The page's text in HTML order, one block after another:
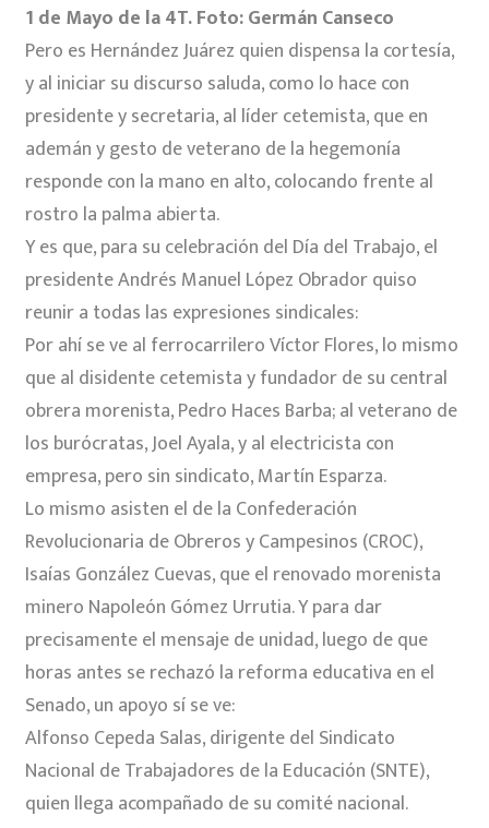
1 de Mayo de la 4T. Foto: Germán Canseco
Pero es Hernández Juárez quien dispensa la cortesía,
y al iniciar su discurso saluda, como lo hace con
presidente y secretaria, al líder cetemista, que en
ademán y gesto de veterano de la hegemonía
responde con la mano en alto, colocando frente al
rostro la palma abierta.
Y es que, para su celebración del Día del Trabajo, el
presidente Andrés Manuel López Obrador quiso
reunir a todas las expresiones sindicales:
Por ahí se ve al ferrocarrilero Víctor Flores, lo mismo
que al disidente cetemista y fundador de su central
obrera morenista, Pedro Haces Barba; al veterano de
los burócratas, Joel Ayala, y al electricista con
empresa, pero sin sindicato, Martín Esparza.
Lo mismo asisten el de la Confederación
Revolucionaria de Obreros y Campesinos (CROC),
Isaías González Cuevas, que el renovado morenista
minero Napoleón Gómez Urrutia. Y para dar
precisamente el mensaje de unidad, luego de que
horas antes se rechazó la reforma educativa en el
Senado, un apoyo sí se ve:
Alfonso Cepeda Salas, dirigente del Sindicato
Nacional de Trabajadores de la Educación (SNTE),
quien llega acompañado de su comité nacional.